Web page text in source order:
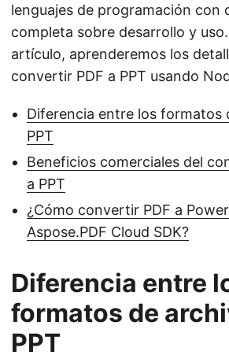
lenguajes de programación con
completa sobre desarrollo y
artículo, aprenderemos los
convertir PDF a PPT usando
Diferencia entre los formatos
PPT
Beneficios comerciales del
a PPT
¿Cómo convertir PDF a
Aspose.PDF Cloud SDK?
Diferencia entre
formatos de
PPT